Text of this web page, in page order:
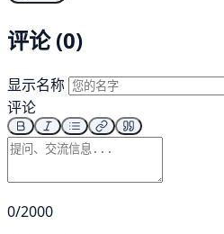
评论 (0)
显示名称
评论
0/2000